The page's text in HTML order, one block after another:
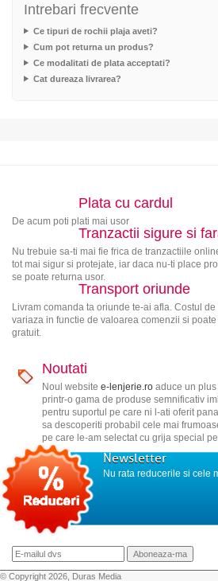
Intrebari frecvente
Ce tipuri de rochii plaja aveti?
Cum pot returna un produs?
Ce modalitati de plata acceptati?
Cat dureaza livrarea?
Plata cu cardul
De acum poti plati mai usor
Tranzactii sigure si
Nu trebuie sa-ti mai fie frica de tranzactiile
tot mai sigur si protejate, iar daca nu-ti place
se poate returna usor.
Transport oriunde
Livram comanda ta oriunde te-ai afla. Costul de
variaza in functie de valoarea comenzii si
gratuit.
Noutati
Noul website e-lenjerie.roaduce un plus
printr-o gama de produse semnificativ
pentru suportul pe care ni l-ati oferit
sa descoperiti probabil cele mai
pe care le-am selectat cu grija special
Newsletter
Nu rata reducerile si cele
© Copyright 2026, Duras Media